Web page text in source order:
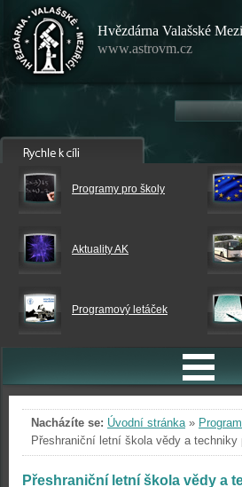
Hvězdárna Valašské
www.astrovm.cz
Programy pro školy
Aktuality AK
Programový letáček
Nacházíte se: Úvodní stránka» Program
Přeshraniční letní škola vědy a techniky
Přeshraniční letní škola vědy a